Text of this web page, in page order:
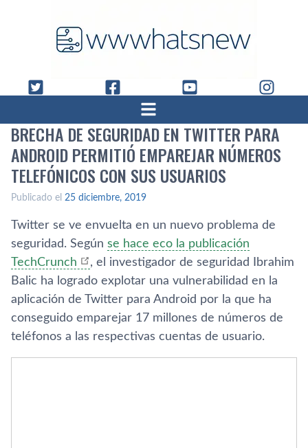
BRECHA DE SEGURIDAD EN TWITTER PARA
ANDROID PERMITIÓ EMPAREJAR NÚMEROS
TELEFÓNICOS CON SUS USUARIOS
Publicado el 25 diciembre, 2019
Twitter se ve envuelta en un nuevo problema de
seguridad. Según se hace eco la publicación
TechCrunch
, el investigador de seguridad Ibrahim
Balic ha logrado explotar una vulnerabilidad en la
aplicación de Twitter para Android por la que ha
conseguido emparejar 17 millones de números de
teléfonos a las respectivas cuentas de usuario.